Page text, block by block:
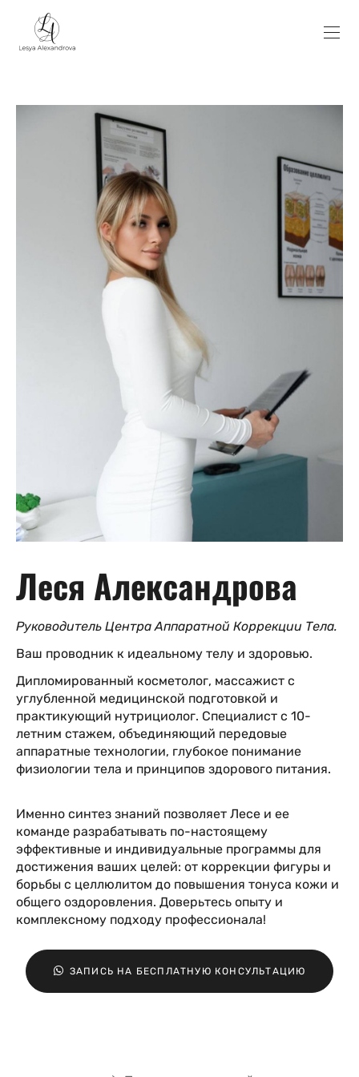
Леся Александрова
Руководитель Центра Аппаратной Коррекции Тела.
Ваш проводник к идеальному телу и здоровью.
Дипломированный косметолог, массажист с
углубленной медицинской подготовкой и
практикующий нутрициолог. Специалист с 10-
летним стажем, объединяющий передовые
аппаратные технологии, глубокое понимание
физиологии тела и принципов здорового питания.
Именно синтез знаний позволяет Лесе и ее
команде разрабатывать по-настоящему
эффективные и индивидуальные программы для
достижения ваших целей: от коррекции фигуры и
борьбы с целлюлитом до повышения тонуса кожи и
общего оздоровления. Доверьтесь опыту и
комплексному подходу профессионала!
ЗАПИСЬ НА БЕСПЛАТНУЮ КОНСУЛЬТАЦИЮ